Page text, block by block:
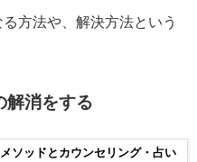
方法や、解決方法という
解消をする
ソッドとカウンセリング・占い